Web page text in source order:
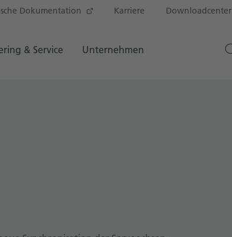
Dokumentation Karriere Downloadcenter
& Service Unternehmen